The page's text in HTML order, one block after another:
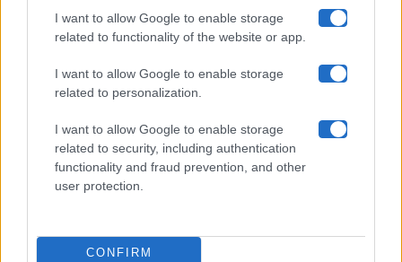
I want to allow Google to enable storage
related to functionality of the website or app.
I want to allow Google to enable storage
related to personalization.
I want to allow Google to enable storage
related to security, including authentication
functionality and fraud prevention, and other
user protection.
CONFIRM
Privacy Policy
Cookie Policy
Preferenze Privacy- Riproduzione riservata - Photo
Credits: Le immagini presenti in questo sito sono di